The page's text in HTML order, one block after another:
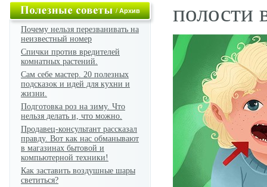
/Архив
Почему нельзя перезванивать на
неизвестный номер
Спички против вредителей
комнатных растений.
Сам себе мастер. 20 полезных
подсказок и идей для кухни и
жизни.
Подготовка роз на зиму. Что
нельзя делать и, что можно.
Продавец-консультант рассказал
правду. Вот как нас обманывают
в магазинах бытовой и
компьютерной техники!
Как заставить воздушные шары
светиться?
полости